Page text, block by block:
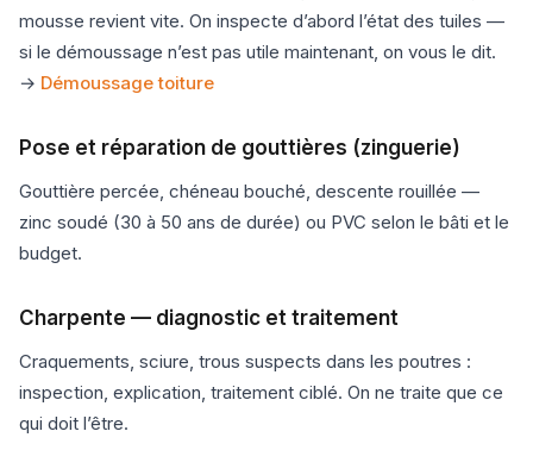
mousse revient vite. On inspecte d’abord l’état des tuiles —
si le démoussage n’est pas utile maintenant, on vous le dit.
→ Démoussage toiture
Pose et réparation de gouttières (zinguerie)
Gouttière percée, chéneau bouché, descente rouillée —
zinc soudé (30 à 50 ans de durée) ou PVC selon le bâti et le
budget.
Charpente — diagnostic et traitement
Craquements, sciure, trous suspects dans les poutres :
inspection, explication, traitement ciblé. On ne traite que ce
qui doit l’être.